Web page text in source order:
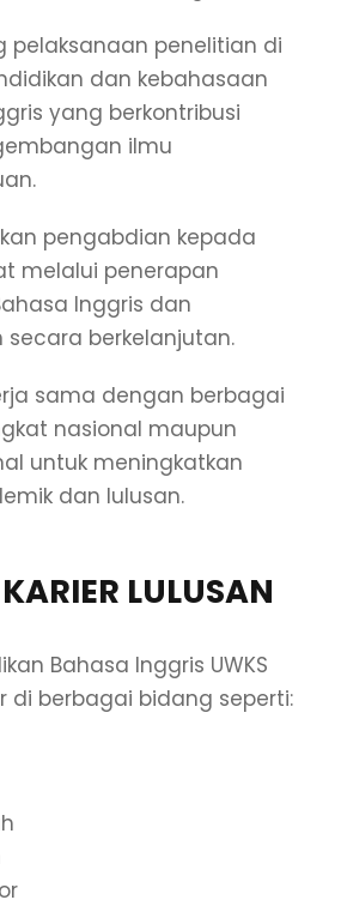
pelaksanaan penelitian di
dan kebahasaan
yang berkontribusi
ilmu
pengabdian kepada
melalui penerapan
Inggris dan
secara berkelanjutan.
sama dengan berbagai
nasional maupun
untuk meningkatkan
dan lulusan.
LULUSAN
Bahasa Inggris UWKS
di berbagai bidang seperti: